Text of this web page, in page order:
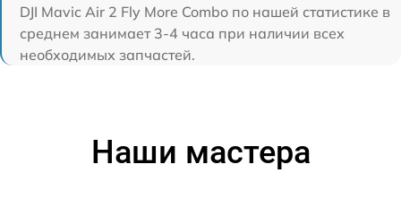
DJI Mavic Air 2 Fly More Combo по нашей статистике в
среднем занимает 3-4 часа при наличии всех
необходимых запчастей.
Наши мастера